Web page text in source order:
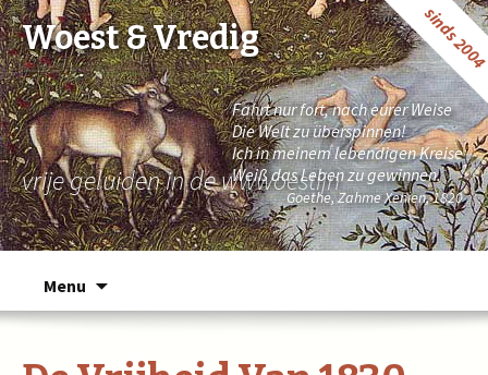
sinds
Fahrt nur fort, nach eurer Weise
Die Welt zu überspinnen!
Ich in meinem lebendigen Kreise
Weiß das Leben zu gewinnen.
Goethe, Zahme Xenien, 1820
Woest & Vredig
vrije geluiden in de wwwoestijn
Menu